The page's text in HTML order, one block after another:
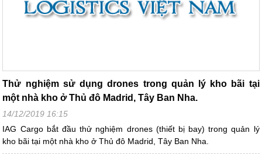
Thử nghiệm sử dụng drones trong quản lý kho bãi tại
một nhà kho ở Thủ đô Madrid, Tây Ban Nha.
14/12/2019 16:15
IAG Cargo bắt đầu thử nghiệm drones (thiết bị bay) trong quản lý
kho bãi tại một nhà kho ở Thủ đô Madrid, Tây Ban Nha.